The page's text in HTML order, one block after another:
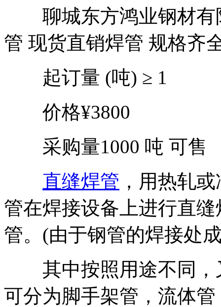
聊城东方鸿业钢材有
管 现货直销焊管 规格齐
起订量 (吨) ≥ 1
价格¥3800
采购量1000 吨 可售
直缝焊管 ，用热轧
管在焊接设备上进行直
管。(由于钢管的焊接处
其中按照用途不同，
可分为脚手架管，流体